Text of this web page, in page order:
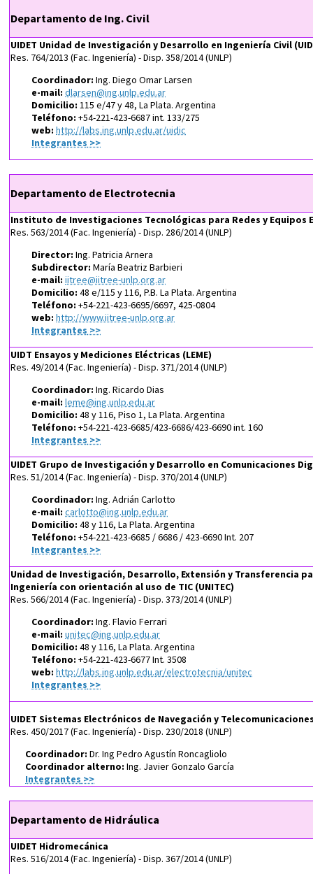
Departamento de Ing. Civil
UIDET Unidad de Investigación y Desarrollo en Ingeniería Civil
Res. 764/2013 (Fac. Ingeniería) - Disp. 358/2014 (UNLP)
Coordinador:Ing. Diego Omar Larsen
e-mail:dlarsen@ing.unlp.edu.ar
Domicilio:115 e/47 y 48, La Plata. Argentina
Teléfono:+54-221-423-6687 int. 133/275
web:http://labs.ing.unlp.edu.ar/uidic
Integrantes >>
Departamento de Electrotecnia
Instituto de Investigaciones Tecnológicas para Redes y Equipos
Res. 563/2014 (Fac. Ingeniería) - Disp. 286/2014 (UNLP)
Director:Ing. Patricia Arnera
Subdirector: María Beatriz Barbieri
e-mail:iitree@iitree-unlp.org.ar
Domicilio:48 e/115 y 116, P.B. La Plata. Argentina
Teléfono:+54-221-423-6695/6697, 425-0804
web:http://www.iitree-unlp.org.ar
Integrantes >>
UIDT Ensayos y Mediciones Eléctricas (LEME)
Res. 49/2014 (Fac. Ingeniería) - Disp. 371/2014 (UNLP)
Coordinador:Ing. Ricardo Dias
e-mail:leme@ing.unlp.edu.ar
Domicilio:48 y 116, Piso 1, La Plata. Argentina
Teléfono:+54-221-423-6685/423-6686/423-6690 int. 160
Integrantes >>
UIDET Grupo de Investigación y Desarrollo en Comunicaciones
Res. 51/2014 (Fac. Ingeniería) - Disp. 370/2014 (UNLP)
Coordinador:Ing. Adrián Carlotto
e-mail:carlotto@ing.unlp.edu.ar
Domicilio:48 y 116, La Plata. Argentina
Teléfono:+54-221-423-6685 / 6686 / 423-6690 Int. 207
Integrantes >>
Unidad de Investigación, Desarrollo, Extensión y Transferencia
Ingeniería con orientación al uso de TIC (UNITEC)
Res. 566/2014 (Fac. Ingeniería) - Disp. 373/2014 (UNLP)
Coordinador:Ing. Flavio Ferrari
e-mail:unitec@ing.unlp.edu.ar
Domicilio:48 y 116, La Plata. Argentina
Teléfono:+54-221-423-6677 Int. 3508
web:http://labs.ing.unlp.edu.ar/electrotecnia/unitec
Integrantes >>
UIDET Sistemas Electrónicos de Navegación y
Res. 450/2017 (Fac. Ingeniería) - Disp. 230/2018 (UNLP)
Coordinador: Dr. Ing Pedro Agustín Roncagliolo
Coordinador alterno: Ing. Javier Gonzalo García
Integrantes >>
Departamento de Hidráulica
UIDET Hidromecánica
Res. 516/2014 (Fac. Ingeniería) - Disp. 367/2014 (UNLP)